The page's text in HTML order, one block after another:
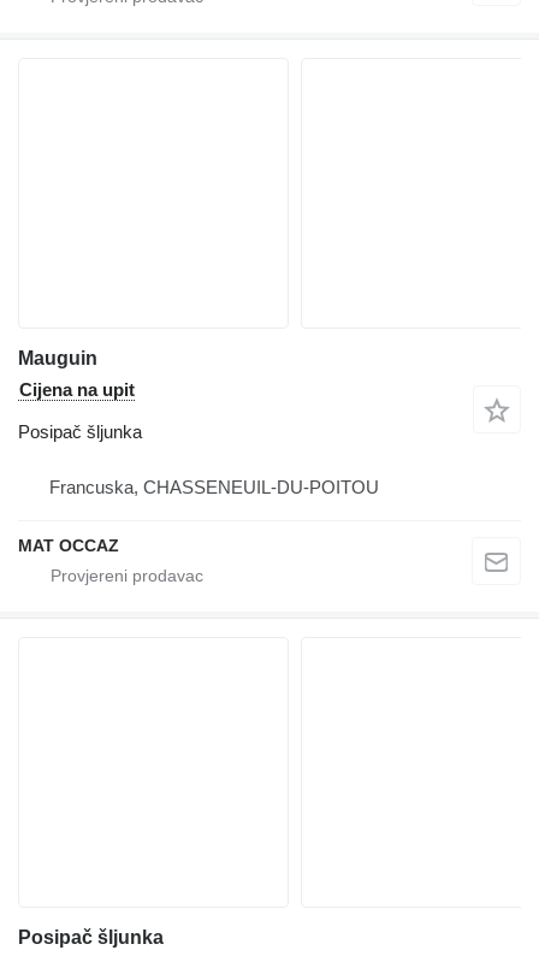
Mauguin
Cijena na upit
Posipač šljunka
Francuska, CHASSENEUIL-DU-POITOU
MAT OCCAZ
Posipač šljunka